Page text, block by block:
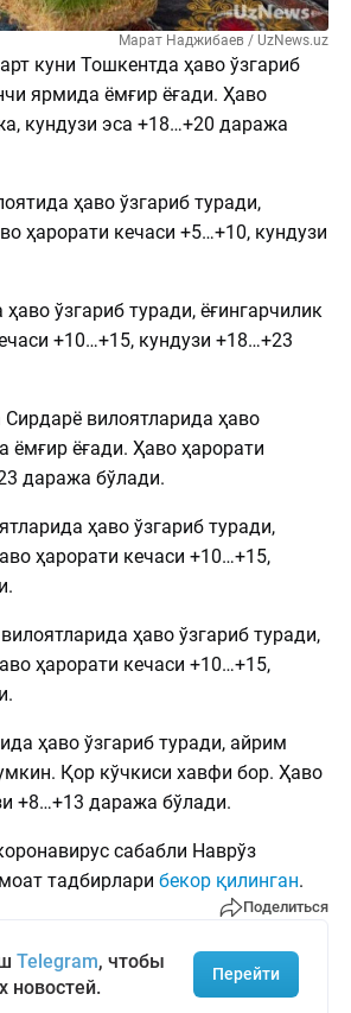
Марат Наджибаев / UzNews.uz
куни Тошкентда ҳаво ўзгариб
ярмида ёмғир ёғади. Ҳаво
кундузи эса +18…+20 даража
ҳаво ўзгариб туради,
ҳарорати кечаси +5…+10, кундузи
ўзгариб туради, ёғингарчилик
+10…+15, кундузи +18…+23
вилоятларида ҳаво
ёмғир ёғади. Ҳаво ҳарорати
даража бўлади.
ҳаво ўзгариб туради,
ҳарорати кечаси +10…+15,
ҳаво ўзгариб туради,
ҳарорати кечаси +10…+15,
ҳаво ўзгариб туради, айрим
Қор кўчкиси хавфи бор. Ҳаво
+8…+13 даража бўлади.
сабабли Наврўз
тадбирлари бекор қилинган.
Поделиться
Telegram, чтобы
новостей.
Перейти